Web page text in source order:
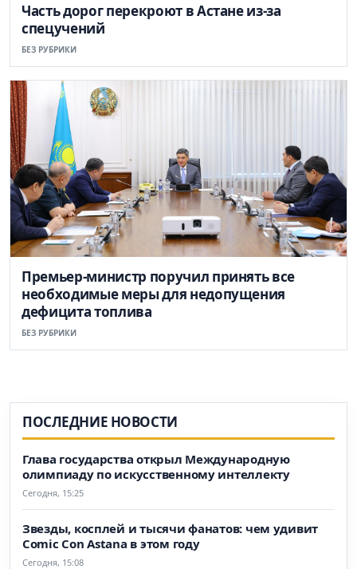
Часть дорог перекроют в Астане из-за
спецучений
БЕЗ РУБРИКИ
Премьер-министр поручил принять все
необходимые меры для недопущения
дефицита топлива
БЕЗ РУБРИКИ
ПОСЛЕДНИЕ НОВОСТИ
Глава государства открыл Международную
олимпиаду по искусственному интеллекту
Сегодня, 15:25
Звезды, косплей и тысячи фанатов: чем удивит
Comic Con Astana в этом году
Сегодня, 15:08